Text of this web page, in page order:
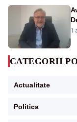
1
CATEGORII
Actualitate
Politica